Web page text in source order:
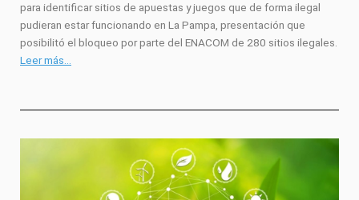
para identificar sitios de apuestas y juegos que de forma ilegal
pudieran estar funcionando en La Pampa, presentación que
posibilitó el bloqueo por parte del ENACOM de 280 sitios ilegales.
Leer más…